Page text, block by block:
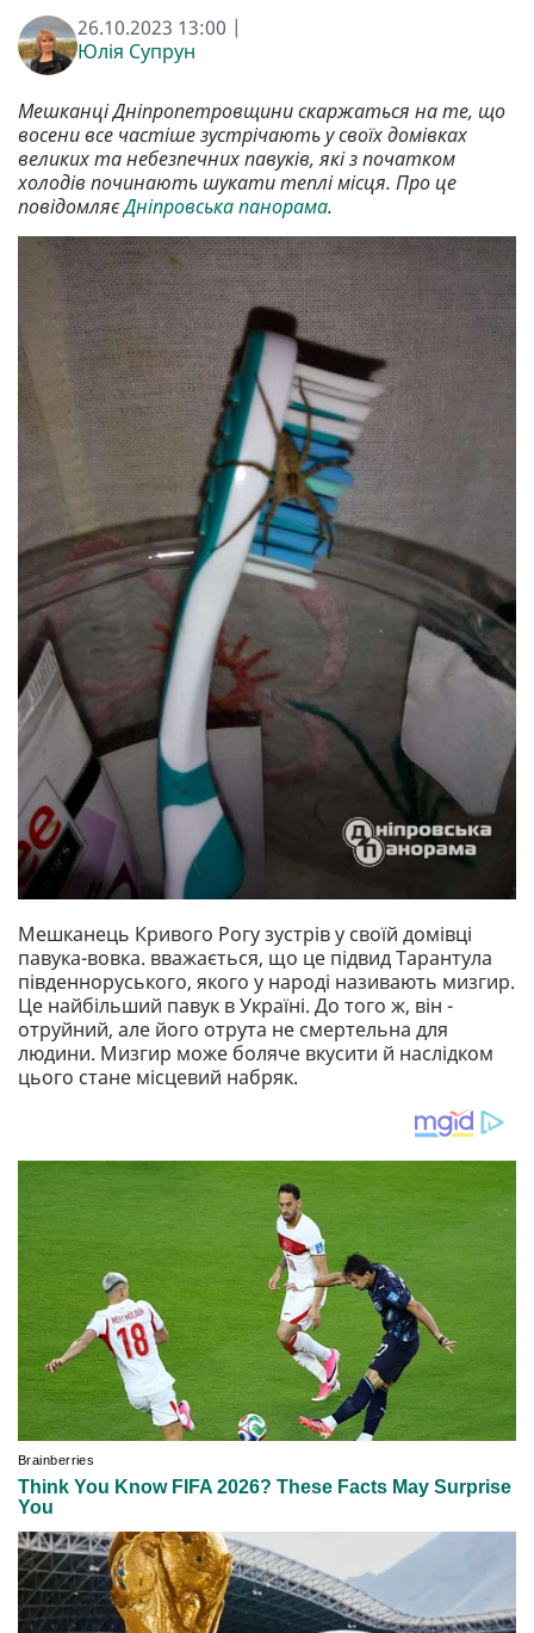
26.10.2023 13:00 |
Юлія Супрун
Мешканці Дніпропетровщини скаржаться на те, що
восени все частіше зустрічають у своїх домівках
великих та небезпечних павуків, які з початком
холодів починають шукати теплі місця. Про це
повідомляєДніпровська панорама.
Мешканець Кривого Рогу зустрів у своїй домівці
павука-вовка. вважається, що це підвид Тарантула
південноруського, якого у народі називають мизгир.
Це найбільший павук в Україні. До того ж, він -
отруйний, але його отрута не смертельна для
людини. Мизгир може боляче вкусити й наслідком
цього стане місцевий набряк.